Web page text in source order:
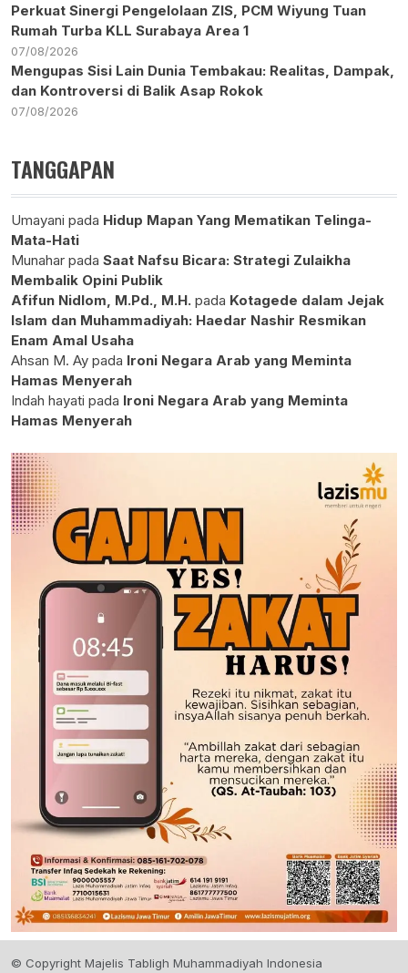
Perkuat Sinergi Pengelolaan ZIS, PCM Wiyung Tuan
Rumah Turba KLL Surabaya Area 1
07/08/2026
Mengupas Sisi Lain Dunia Tembakau: Realitas, Dampak,
dan Kontroversi di Balik Asap Rokok
07/08/2026
TANGGAPAN
Umayani pada Hidup Mapan Yang Mematikan Telinga-
Mata-Hati
Munahar pada Saat Nafsu Bicara: Strategi Zulaikha
Membalik Opini Publik
Afifun Nidlom, M.Pd., M.H. pada Kotagede dalam Jejak
Islam dan Muhammadiyah: Haedar Nashir Resmikan
Enam Amal Usaha
Ahsan M. Ay pada Ironi Negara Arab yang Meminta
Hamas Menyerah
Indah hayati pada Ironi Negara Arab yang Meminta
Hamas Menyerah
© Copyright Majelis Tabligh Muhammadiyah Indonesia